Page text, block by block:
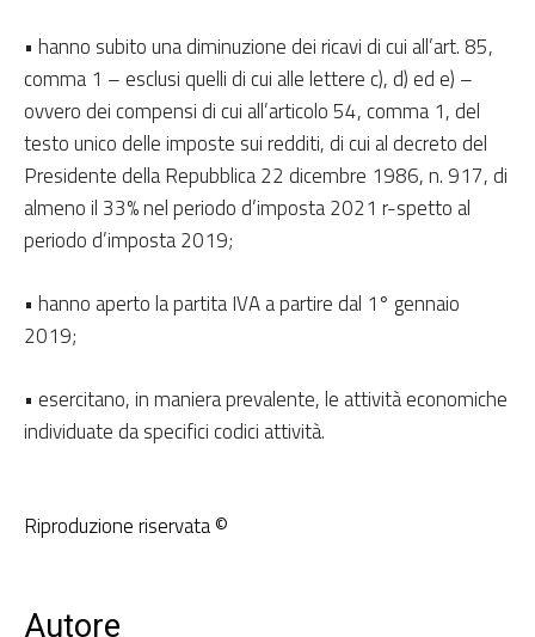
• hanno subito una diminuzione dei ricavi di cui all’art. 85,
comma 1 – esclusi quelli di cui alle lettere c), d) ed e) –
ovvero dei compensi di cui all’articolo 54, comma 1, del
testo unico delle imposte sui redditi, di cui al decreto del
Presidente della Repubblica 22 dicembre 1986, n. 917, di
almeno il 33% nel periodo d’imposta 2021 r-spetto al
periodo d’imposta 2019;
• hanno aperto la partita IVA a partire dal 1° gennaio
2019;
• esercitano, in maniera prevalente, le attività economiche
individuate da specifici codici attività.
Riproduzione riservata ©
Autore